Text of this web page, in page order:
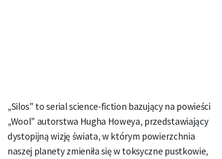
„Silos" to serial science-fiction bazujący na powieści
„Wool" autorstwa Hugha Howeya, przedstawiający
dystopijną wizję świata, w którym powierzchnia
naszej planety zmieniła się w toksyczne pustkowie,